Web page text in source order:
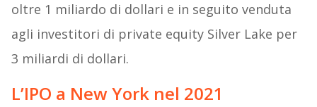
oltre 1 miliardo di dollari e in seguito venduta
agli investitori di private equity Silver Lake per
3 miliardi di dollari.
L’IPO a New York nel 2021